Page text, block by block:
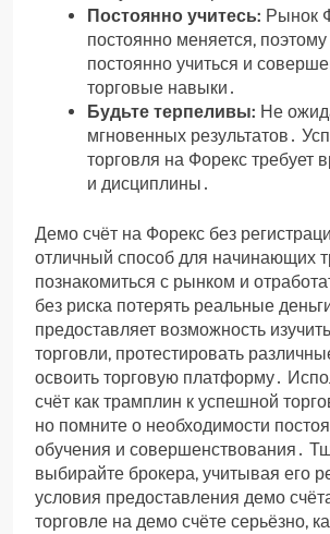
Постоянно учитесь: Рынок
постоянно меняется,
постоянно учиться и
торговые навыки․
Будьте терпеливы: Не
мгновенных результатов․
торговля на Форекс требует
и дисциплины․
Демо счёт на Форекс без
отличный способ для начинающих
познакомиться с рынком и
без риска потерять реальные
предоставляет возможность
торговли, протестировать
освоить торговую платформу․
счёт как трамплин к успешной
но помните о необходимости
обучения и совершенствования․
выбирайте брокера, учитывая его
условия предоставления демо
торговле на демо счёте серьёзно,